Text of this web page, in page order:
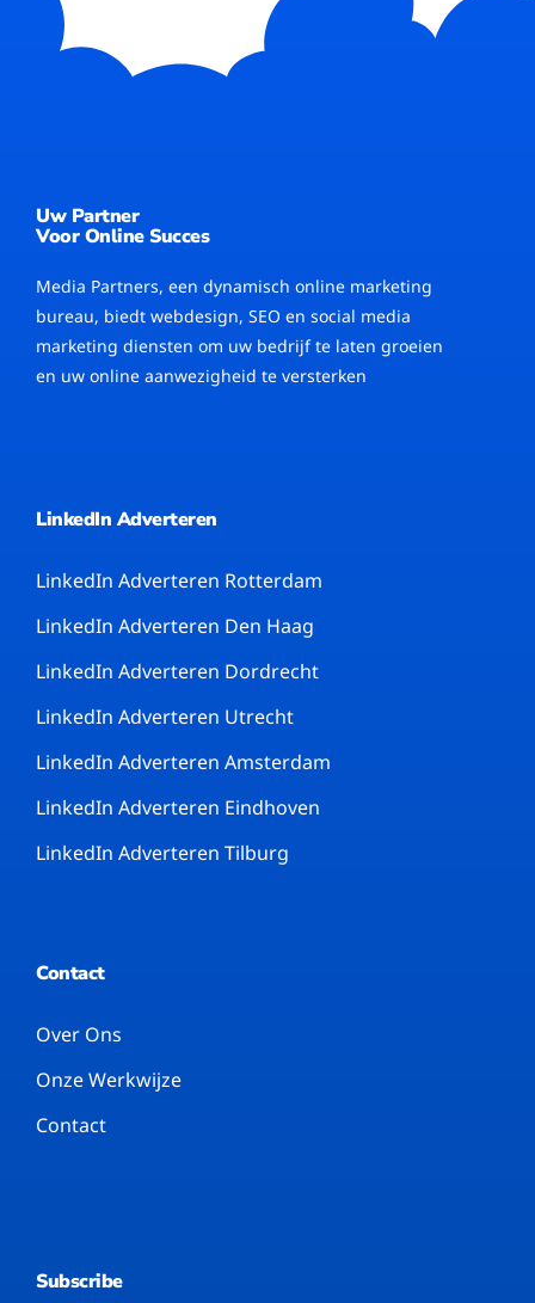
Uw Partner
Voor Online Succes
Media Partners, een dynamisch online marketing
bureau, biedt webdesign, SEO en social media
marketing diensten om uw bedrijf te laten groeien
en uw online aanwezigheid te versterken
LinkedIn Adverteren
LinkedIn Adverteren Rotterdam
LinkedIn Adverteren Den Haag
LinkedIn Adverteren Dordrecht
LinkedIn Adverteren Utrecht
LinkedIn Adverteren Amsterdam
LinkedIn Adverteren Eindhoven
LinkedIn Adverteren Tilburg
Contact
Over Ons
Onze Werkwijze
Contact
Subscribe